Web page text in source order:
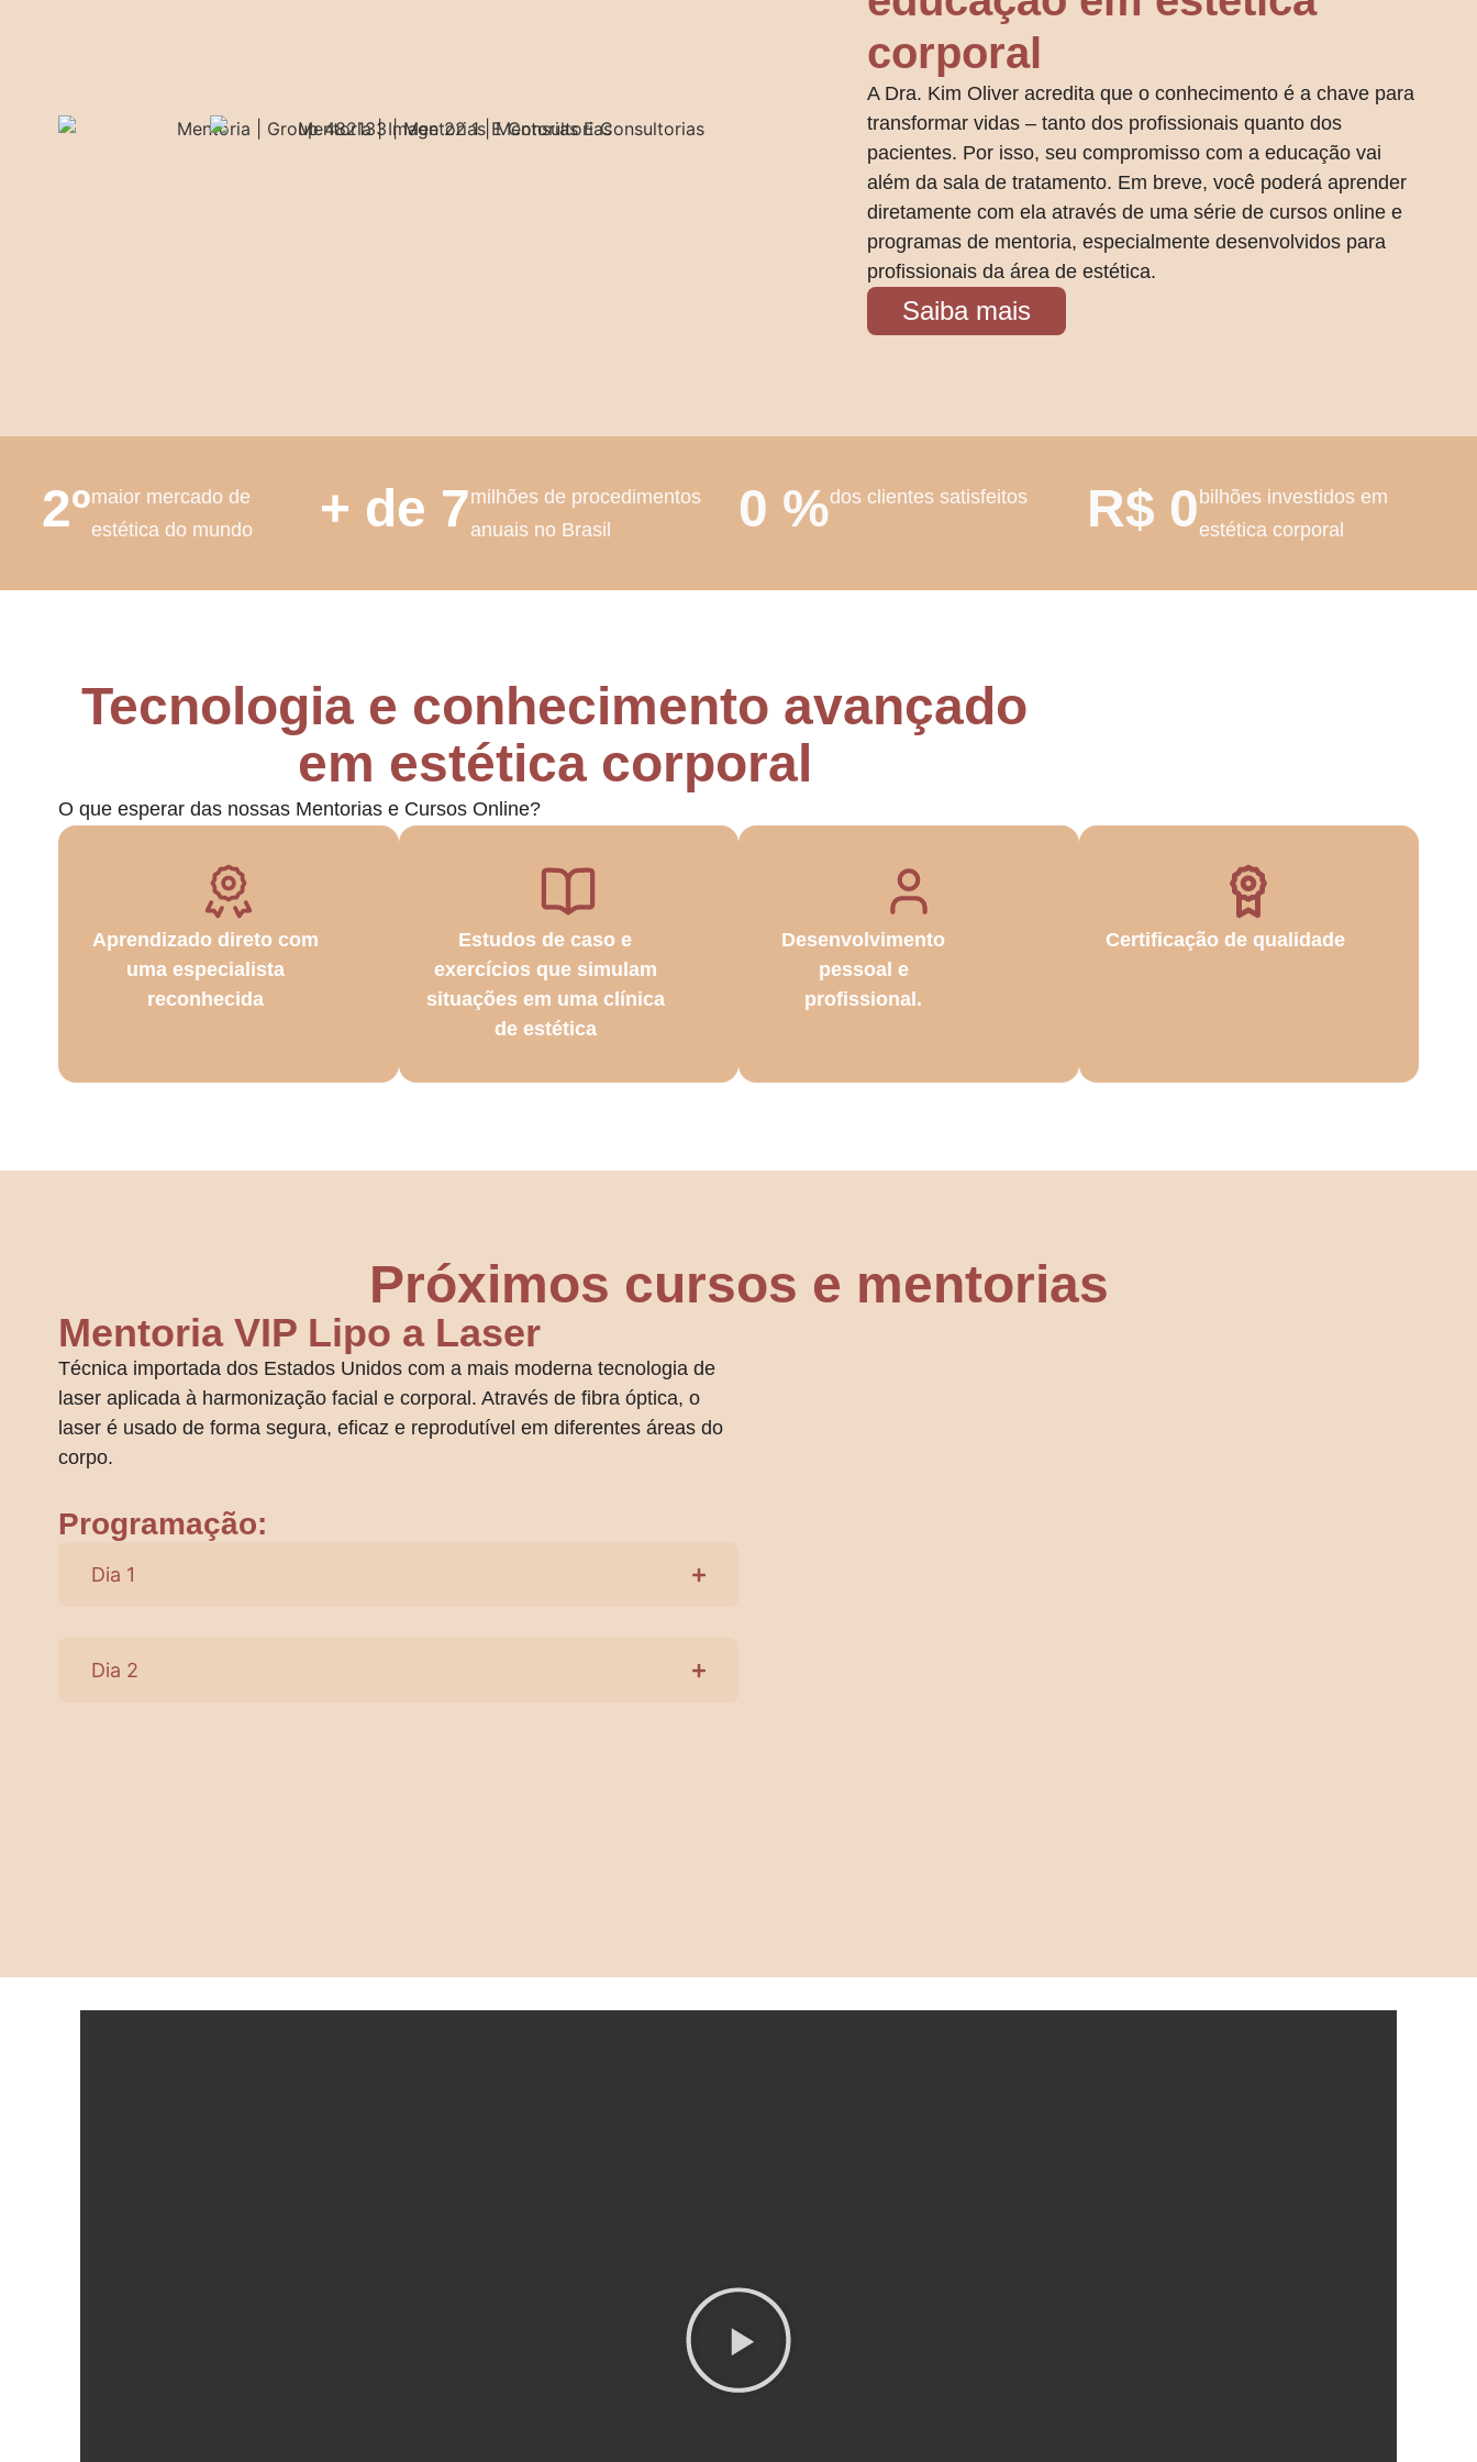
corporal
A Dra. Kim Oliver acredita que o conhecimento é a chave para
transformar vidas – tanto dos profissionais quanto dos
pacientes. Por isso, seu compromisso com a educação vai
além da sala de tratamento. Em breve, você poderá aprender
diretamente com ela através de uma série de cursos online e
programas de mentoria, especialmente desenvolvidos para
profissionais da área de estética.
Saiba mais
2ºmaior mercado de
estética do mundo
+ de 7milhões de procedimentos
anuais no Brasil
0 %dos clientes satisfeitos R$ 0 bilhões investidos em
estética corporal
Tecnologia e conhecimento avançado
em estética corporal
O que esperar das nossas Mentorias e Cursos Online?
Aprendizado direto com
uma especialista
reconhecida
Estudos de caso e
exercícios que simulam
situações em uma clínica
de estética
Desenvolvimento
pessoal e
profissional.
Certificação de qualidade
Próximos cursos e mentorias
Mentoria VIP Lipo a Laser
Técnica importada dos Estados Unidos com a mais moderna tecnologia de
laser aplicada à harmonização facial e corporal. Através de fibra óptica, o
laser é usado de forma segura, eficaz e reprodutível em diferentes áreas do
corpo.
Programação:
Dia 1
Dia 2